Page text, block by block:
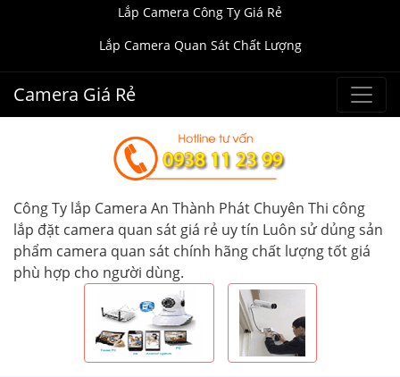
Lắp Camera Công Ty Giá Rẻ
Lắp Camera Quan Sát Chất Lượng
Camera Giá Rẻ
Công Ty lắp Camera An Thành Phát Chuyên Thi công
lắp đặt camera quan sát giá rẻ uy tín Luôn sử dủng sản
phẩm camera quan sát chính hãng chất lượng tốt giá
phù hợp cho người dùng.